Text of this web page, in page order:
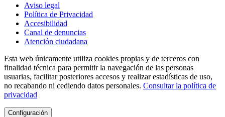
Aviso legal
Política de Privacidad
Accesibilidad
Canal de denuncias
Atención ciudadana
Esta web únicamente utiliza cookies propias y de terceros con
finalidad técnica para permitir la navegación de las personas
usuarias, facilitar posteriores accesos y realizar estadísticas de uso,
no recabando ni cediendo datos personales. Consultar la política de
privacidad
Configuración